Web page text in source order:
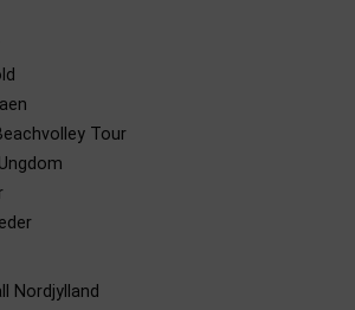
Tour
Nordjylland